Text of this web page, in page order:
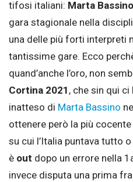
tifosi italiani: Marta Bassino
gara stagionale nella
una delle più forti interpreti
tantissime gare. Ecco
quand’anche l’oro, non
Cortina 2021 , che sin qui ci
inatteso di Marta Bassino
ottenere però la più
su cui l’Italia puntava tutto
è out dopo un errore nella
invece disputa una prima